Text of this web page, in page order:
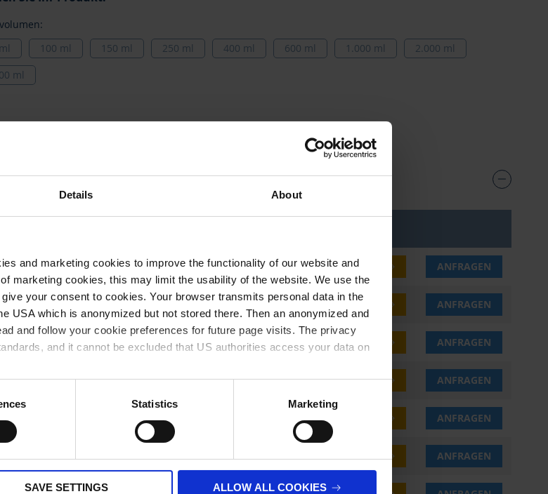
Details About
and marketing cookies to improve the functionality of our website and
marketing cookies, this may limit the usability of the website. We use the
your consent to cookies. Your browser transmits personal data in the
USA which is anonymized but not stored there. Then an anonymized and
and follow your cookie preferences for future page visits. The privacy
and it cannot be excluded that US authorities access your data on
your personal data please visit our
Statistics Marketing
SAVE SETTINGS ALLOW ALL COOKIES
100 ml 150 ml 250 ml 400 ml 600 ml 1.000 ml
2.000 ml
ml
Produkte
-
Artikel
1 Stück 10 9,50 € JETZT KAUFEN ANFRAGEN
1 Stück 10 9,60 € JETZT KAUFEN ANFRAGEN
1 Stück 10 10,15 € JETZT KAUFEN ANFRAGEN
1 Stück 10 10,50 € JETZT KAUFEN ANFRAGEN
10 JETZT KAUFEN ANFRAGEN
1 Stück 10 14,70 € JETZT KAUFEN ANFRAGEN